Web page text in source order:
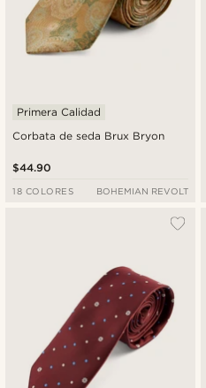
Corbata de seda Brux Bryon
Primera Calidad
$44.90
18 COLORES BOHEMIAN REVOLT